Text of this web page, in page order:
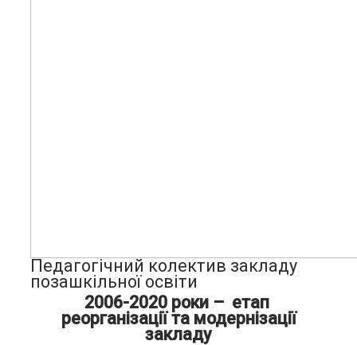
Педагогічний колектив закладу
позашкільної освіти
2006-2020 роки – етап
реорганізації та модернізації
закладу